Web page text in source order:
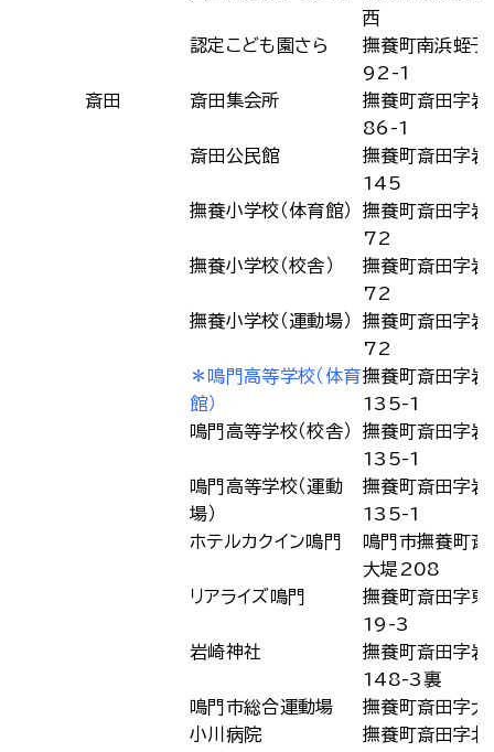
西
認定こども園さら
撫養町南浜蛭子
92-1
斎田
斎田集会所
撫養町斎田字岩
86-1
斎田公民館
撫養町斎田字岩
145
撫養小学校（体育館）
撫養町斎田字岩
72
撫養小学校（校舎）
撫養町斎田字岩
72
撫養小学校（運動場）
撫養町斎田字岩
72
＊鳴門高等学校（体育
館）
撫養町斎田字岩
135-1
鳴門高等学校（校舎）
撫養町斎田字岩
135-1
鳴門高等学校（運動
場）
撫養町斎田字岩
135-1
ホテルカクイン鳴門
鳴門市撫養町斎
大堤208
リアライズ鳴門
撫養町斎田字東
19-3
岩崎神社
撫養町斎田字岩
148-3裏
鳴門市総合運動場
撫養町斎田字
小川病院
撫養町斎田字